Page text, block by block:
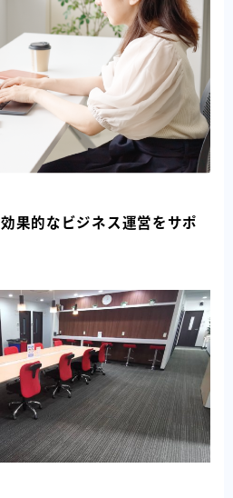
果的なビジネス運営をサポ